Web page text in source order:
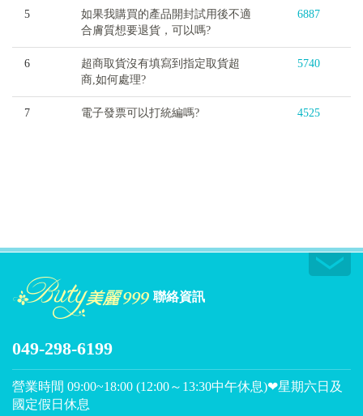
5
如果我購買的產品開封試用後不適
合膚質想要退貨，可以嗎?
6887
6
超商取貨沒有填寫到指定取貨超
商,如何處理?
5740
7 電子發票可以打統編嗎? 4525
聯絡資訊
049-298-6199
營業時間 09:00~18:00 (12:00～13:30中午休息)❤星期六日及
國定假日休息